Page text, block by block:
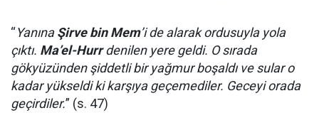
“YanınaŞirve bin Mem’i de alarak ordusuyla yola
çıktı. Ma’el-Hurrdenilen yere geldi. O sırada
gökyüzünden şiddetli bir yağmur boşaldı ve sular o
kadar yükseldi ki karşıya geçemediler. Geceyi orada
geçirdiler.” (s. 47)